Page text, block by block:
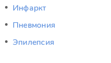
Инфаркт
Пневмония
Эпилепсия